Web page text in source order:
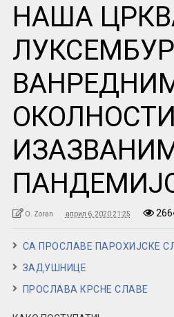
НАША
O. Zoran април 6, 2020 21:25
СА ПРОСЛАВЕ ПАРОХИЈСКЕ
ЗАДУШНИЦЕ
ПРОСЛАВА КРСНЕ СЛАВЕ